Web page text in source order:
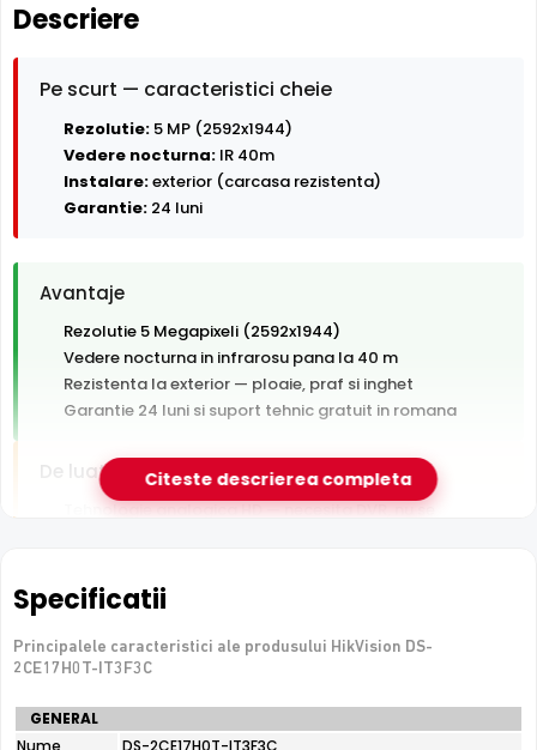
Descriere
Pe scurt — caracteristici cheie
Rezolutie: 5 MP (2592x1944)
Vedere nocturna: IR 40m
Instalare:exterior (carcasa rezistenta)
Garantie: 24 luni
Avantaje
Rezolutie 5 Megapixeli (2592x1944)
Vedere nocturna in infrarosu pana la 40 m
Rezistenta la exterior — ploaie, praf si inghet
Garantie 24 luni si suport tehnic gratuit in romana
De luat in calcul
Tehnologie analogica HD — necesita DVR, nu se
e-Camere.ro recomanda acest produs pentru:
curtea si exteriorul casei.
Citeste descrierea completa
Specificatii
Principalele caracteristici ale produsului HikVision DS-
2CE17H0T-IT3F3C
Specificatii
tehnice
GENERAL
Nume
DS-2CE17H0T-IT3F3C